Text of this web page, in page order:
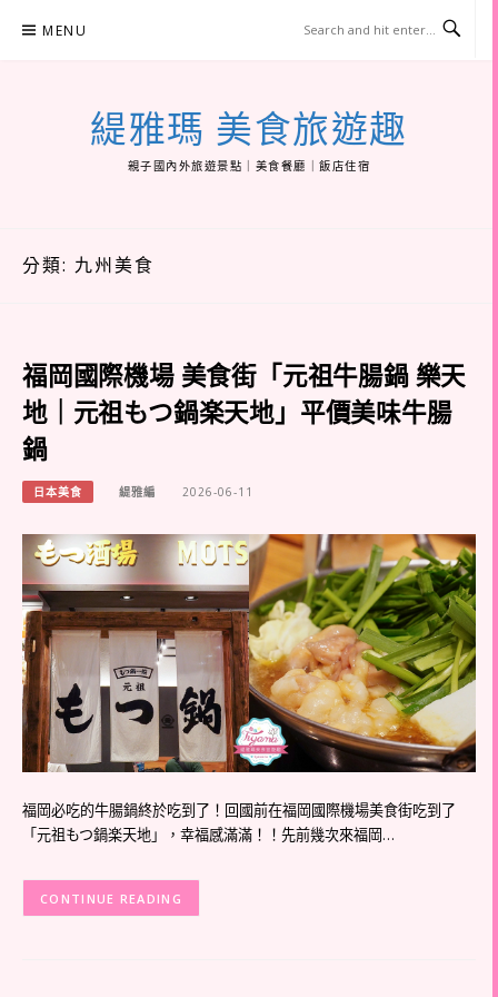
MENU
緹雅瑪 美食旅遊趣
親子國內外旅遊景點｜美食餐廳｜飯店住宿
分類: 九州美食
福岡國際機場 美食街「元祖牛腸鍋 樂天
地｜元祖もつ鍋楽天地」平價美味牛腸
鍋
日本美食 緹雅編 2026-06-11
福岡必吃的牛腸鍋終於吃到了！回國前在福岡國際機場美食街吃到了
「元祖もつ鍋楽天地」，幸福感滿滿！！先前幾次來福岡…
CONTINUE READING